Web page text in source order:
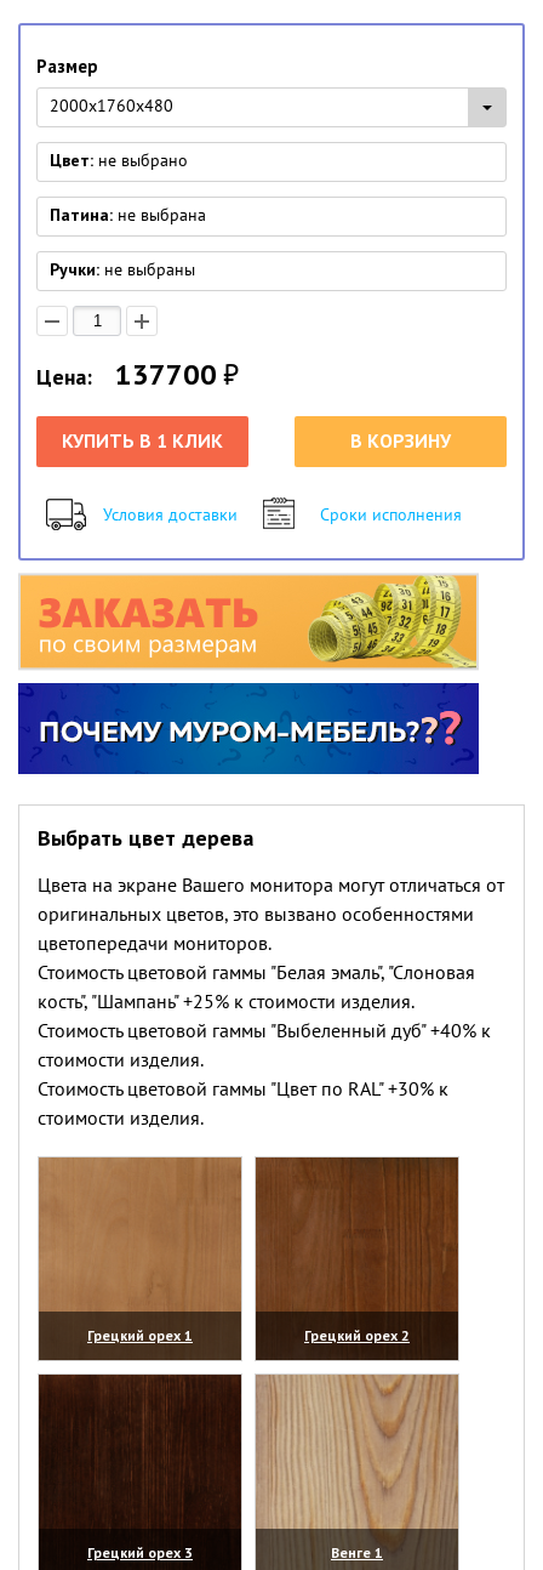
Размер
2000x1760x480
Цвет: не выбрано
Патина: не выбрана
Ручки: не выбраны
Цена: 137700₽
КУПИТЬ В 1 КЛИК В КОРЗИНУ
Условия доставки Сроки исполнения
Выбрать цвет дерева
Цвета на экране Вашего монитора могут отличаться от
оригинальных цветов, это вызвано особенностями
цветопередачи мониторов.
Стоимость цветовой гаммы "Белая эмаль", "Слоновая
кость", "Шампань" +25% к стоимости изделия.
Стоимость цветовой гаммы "Выбеленный дуб" +40% к
стоимости изделия.
Стоимость цветовой гаммы "Цвет по RAL" +30% к
стоимости изделия.
Грецкий орех 1
(увеличить)
Грецкий орех 2
(увеличить)
Грецкий орех 3
Венге 1